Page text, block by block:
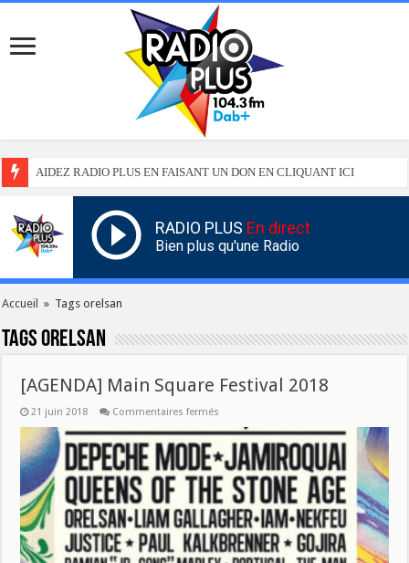
AIDEZ RADIO PLUS EN FAISANT UN DON EN CLIQUANT ICI
RADIO PLUS En direct
Bien plus qu'une Radio
Accueil » Tags orelsan
Tagsorelsan
[AGENDA] Main Square Festival 2018
21 juin 2018 Commentaires fermés
Main
Square
Festival
2018